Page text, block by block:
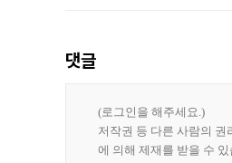
댓글